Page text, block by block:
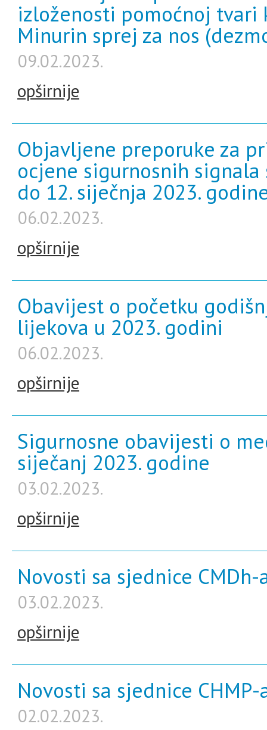
izloženosti pomoćnoj
Minurin sprej za nos
09.02.2023.
opširnije
Objavljene preporuke za
ocjene sigurnosnih signala
do 12. siječnja 2023.
06.02.2023.
opširnije
Obavijest o početku
lijekova u 2023. godini
06.02.2023.
opširnije
Sigurnosne obavijesti o
siječanj 2023. godine
03.02.2023.
opširnije
Novosti sa sjednice
03.02.2023.
opširnije
Novosti sa sjednice
02.02.2023.